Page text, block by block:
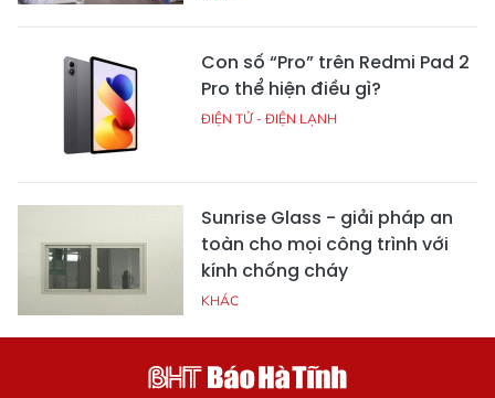
Con số “Pro” trên Redmi Pad 2
Pro thể hiện điều gì?
ĐIỆN TỬ - ĐIỆN LẠNH
Sunrise Glass - giải pháp an
toàn cho mọi công trình với
kính chống cháy
KHÁC